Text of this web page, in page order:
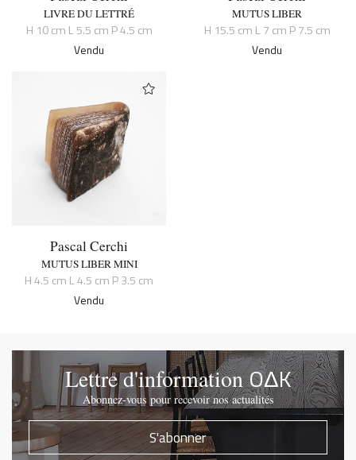
LIVRE DU LETTRÉ
H 10 cm L 5.5 cm P 4.5 cm
Vendu
MUTUS LIBER
H 15.5 cm L 7 cm P 7.5 cm
Vendu
Pascal Cerchi
MUTUS LIBER MINI
H 4.5 cm L 4.5 cm P 3.5 cm
Vendu
Lettre d'informationOΔK
Abonnez-vous pour recevoir nos actualités
S'abonner